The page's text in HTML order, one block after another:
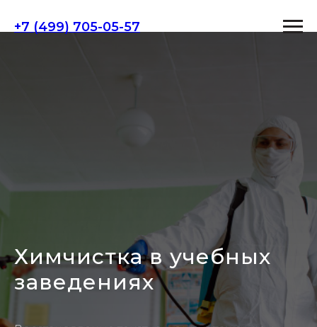
+7 (499) 705-05-57
Химчистка в учебных
заведениях